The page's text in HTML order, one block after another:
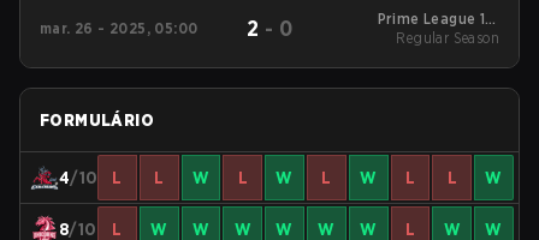
mar. 26 - 2025, 05:00 2 - 0
Prime League 1st
Division Spring 2025
Regular Season
FORMULÁRIO
4/10 L L W L W L W L L W
8/10 L W W W W W W L W W